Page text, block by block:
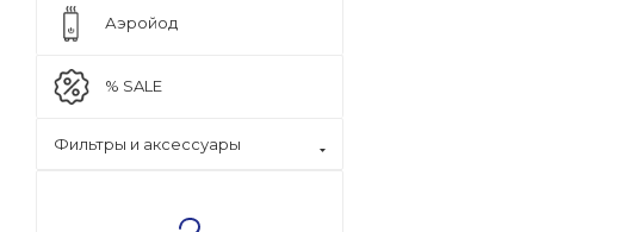
Аэройод
% SALE
Фильтры и аксессуары